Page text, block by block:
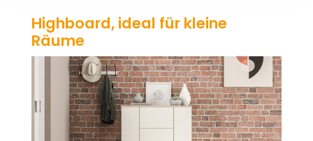
Highboard, ideal für kleine
Räume